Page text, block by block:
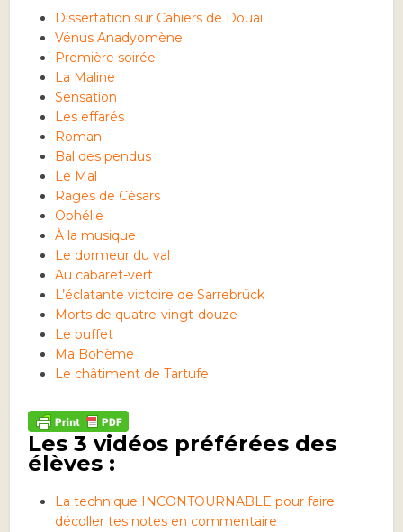
Dissertation sur Cahiers de Douai
Vénus Anadyomène
Première soirée
La Maline
Sensation
Les effarés
Roman
Bal des pendus
Le Mal
Rages de Césars
Ophélie
À la musique
Le dormeur du val
Au cabaret-vert
L’éclatante victoire de Sarrebrück
Morts de quatre-vingt-douze
Le buffet
Ma Bohème
Le châtiment de Tartufe
Les 3 vidéos préférées des
élèves :
La technique INCONTOURNABLE pour faire
décoller tes notes en commentaire